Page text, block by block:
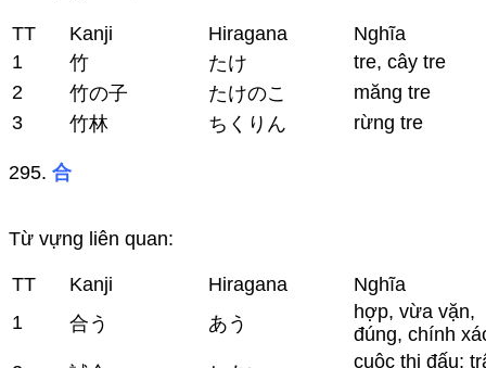
TT Kanji Hiragana
Nghĩa
1
竹 たけ
tre, cây tre
2
竹の子 たけのこ
măng tre
3
竹林 ちくりん rừng tre
295. 合
Từ vựng liên quan:
TT Kanji Hiragana
Nghĩa
1
合う あう
hợp, vừa vặn,
đúng, chính
cuộc thi đấu;